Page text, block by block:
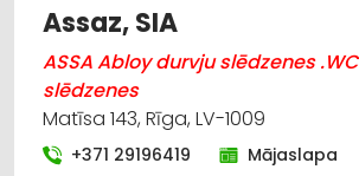
Assaz, SIA
ASSA Abloy durvju slēdzenes .WC
slēdzenes
Matīsa 143, Rīga, LV-1009
+371 29196419 Mājaslapa